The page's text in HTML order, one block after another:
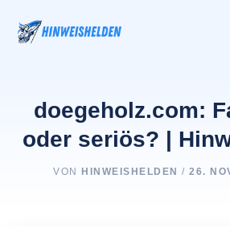
Inhalt
springen
doegeholz.com:
oder seriös? |
VON HINWEISHELDEN/26.